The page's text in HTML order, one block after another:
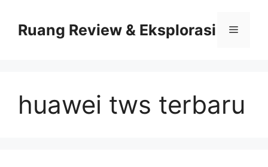
contentRuang Review & Eksplorasi Menu
huawei tws terbaru